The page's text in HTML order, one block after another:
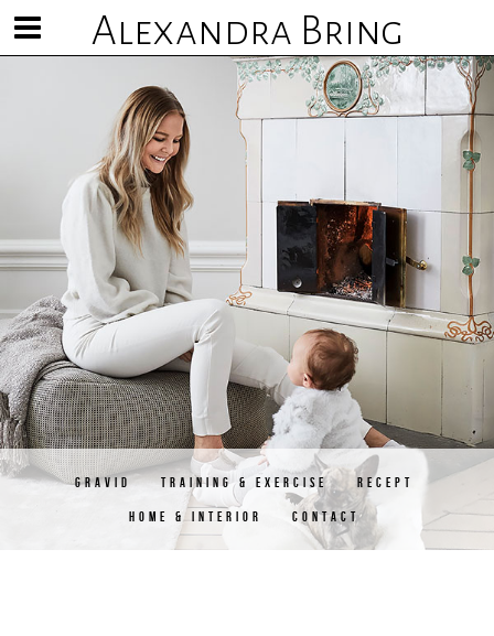
Alexandra Bring
Visa/göm
meny
GRAVID TRAINING & EXERCISE RECEPT
HOME & INTERIOR CONTACT